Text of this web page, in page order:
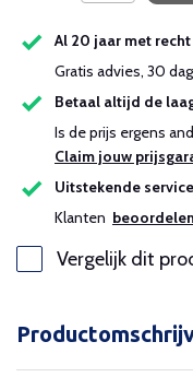
Al 20 jaar met
Gratis advies, 30
Betaal altijd de
Is de prijs ergens
Claim jouw
Uitstekende
Klanten beoordelen
Vergelijk dit